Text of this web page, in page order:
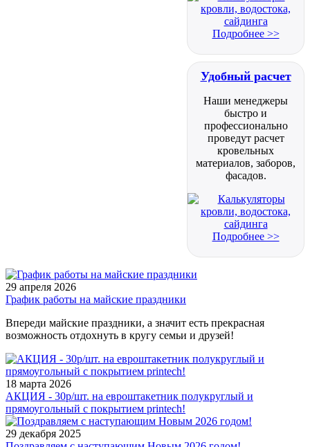
Подробнее >>
Удобный расчет
Наши менеджеры
быстро и
профессионально
проведут расчет
кровельных
материалов, заборов,
фасадов.
Подробнее >>
29 апреля 2026
График работы на майские праздники
Впереди майские праздники, а значит есть прекрасная
возможность отдохнуть в кругу семьи и друзей!
18 марта 2026
АКЦИЯ - 30р/шт. на евроштакетник полукруглый и
прямоугольный с покрытием printech!
29 декабря 2025